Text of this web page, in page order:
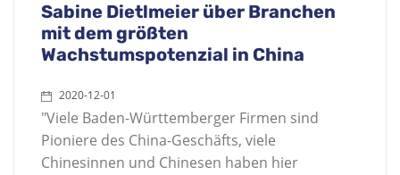
Sabine Dietlmeier über Branchen
mit dem größten
Wachstumspotenzial in China
2020-12-01
"Viele Baden-Württemberger Firmen sind
Pioniere des China-Geschäfts, viele
Chinesinnen und Chinesen haben hier